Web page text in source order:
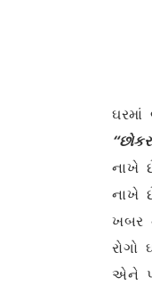
નાખે
નાખે
ખબર
એને